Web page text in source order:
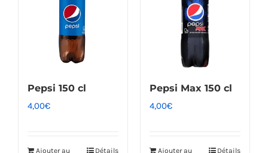
Pepsi 150 cl
4,00€
Ajouter au Détails
Pepsi Max 150 cl
4,00€
Ajouter au Détails